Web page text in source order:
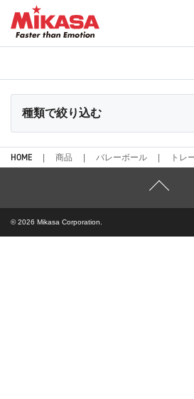
種類で絞り込む
HOME 商品 バレーボール トレ
© 2026 Mikasa Corporation.